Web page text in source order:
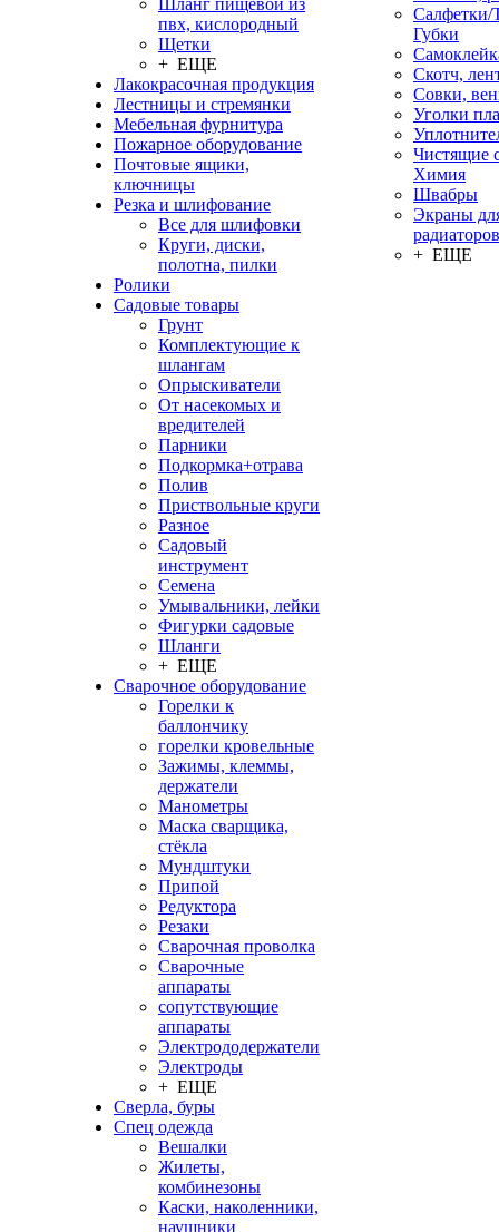
Шланг пищевой из
пвх, кислородный
Щетки
+ ЕЩЕ
Лакокрасочная продукция
Лестницы и стремянки
Мебельная фурнитура
Пожарное оборудование
Почтовые ящики,
ключницы
Резка и шлифование
Все для шлифовки
Круги, диски,
полотна, пилки
Ролики
Садовые товары
Грунт
Комплектующие к
шлангам
Опрыскиватели
От насекомых и
вредителей
Парники
Подкормка+отрава
Полив
Приствольные круги
Разное
Садовый
инструмент
Семена
Умывальники, лейки
Фигурки садовые
Шланги
+ ЕЩЕ
Сварочное оборудование
Горелки к
баллончику
горелки кровельные
Зажимы, клеммы,
держатели
Манометры
Маска сварщика,
стёкла
Мундштуки
Припой
Редуктора
Резаки
Сварочная проволка
Сварочные
аппараты
сопутствующие
аппараты
Электрододержатели
Электроды
+ ЕЩЕ
Сверла, буры
Спец одежда
Вешалки
Жилеты,
комбинезоны
Каски, наколенники,
наушники
Салфетки/
Губки
Скотч,
Совки,
Уголки
Чистящие
Химия
Швабры
Экраны
радиаторов
+ ЕЩЕ